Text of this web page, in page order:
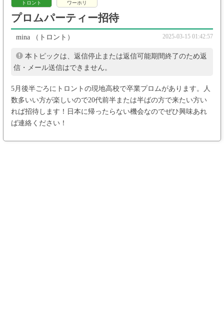
トロント ワーホリ
プロムパーティー招待
mina （トロント） 2025-03-15 01:42:57
本トピックは、返信停止または返信可能期間終了のため返
信・メール送信はできません。
5月後半ごろにトロントの現地高校で卒業プロムがあります。人
数多いい方が楽しいので20代前半または半ばの方で来たい方い
れば招待します！日本に帰ったらない機会なのでぜひ興味あれ
ば連絡ください！